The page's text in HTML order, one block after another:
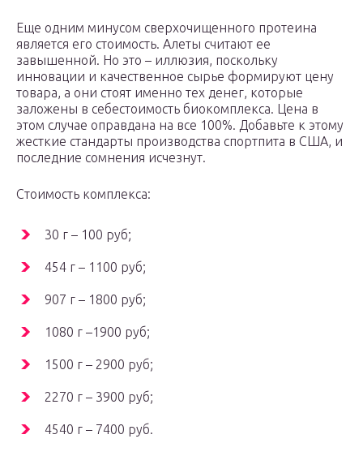
Еще одним минусом сверхочищенного протеина
является его стоимость. Алеты считают ее
завышенной. Но это – иллюзия, поскольку
инновации и качественное сырье формируют цену
товара, а они стоят именно тех денег, которые
заложены в себестоимость биокомплекса. Цена в
этом случае оправдана на все 100%. Добавьте к этому
жесткие стандарты производства спортпита в США, и
последние сомнения исчезнут.
Стоимость комплекса:
30 г – 100 руб;
454 г – 1100 руб;
907 г – 1800 руб;
1080 г –1900 руб;
1500 г – 2900 руб;
2270 г – 3900 руб;
4540 г – 7400 руб.